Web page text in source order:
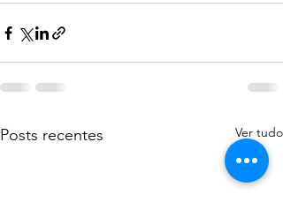
Posts recentes Ver tudo